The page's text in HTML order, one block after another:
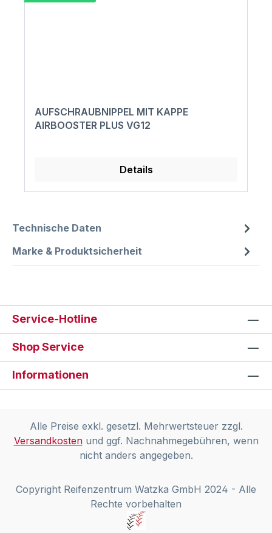
AUFSCHRAUBNIPPEL MIT KAPPE
AIRBOOSTER PLUS VG12
Details
Technische Daten
Marke & Produktsicherheit
Service-Hotline
Shop Service
Informationen
Alle Preise exkl. gesetzl. Mehrwertsteuer zzgl.
Versandkostenund ggf. Nachnahmegebühren, wenn
nicht anders angegeben.
Copyright Reifenzentrum Watzka GmbH 2024 - Alle
Rechte vorbehalten